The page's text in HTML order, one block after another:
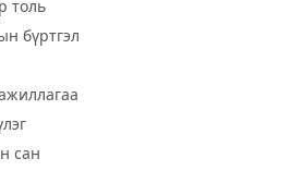
толь
бүртгэл
сан